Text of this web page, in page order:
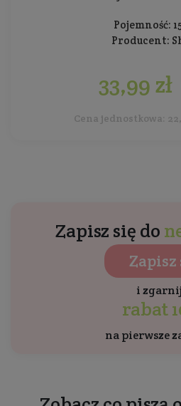
Pojemność:
Producent:
33,99 zł
Cena jednostkowa:
Zapisz się do
Zapisz
i zgarnij
rabat
na pierwsze